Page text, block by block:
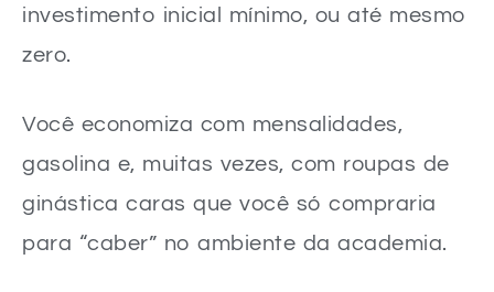
investimento inicial mínimo, ou até mesmo
zero.
Você economiza com mensalidades,
gasolina e, muitas vezes, com roupas de
ginástica caras que você só compraria
para “caber” no ambiente da academia.